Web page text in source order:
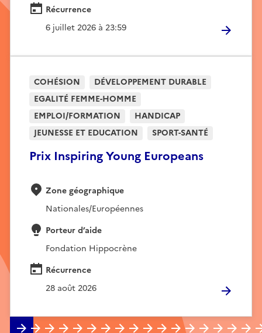
Récurrence
6 juillet 2026 à 23:59
Prix Inspiring Young Europeans
COHÉSION
DÉVELOPPEMENT DURABLE
EGALITÉ FEMME-HOMME
EMPLOI/FORMATION
HANDICAP
JEUNESSE ET EDUCATION
SPORT-SANTÉ
Zone géographique
Nationales/Européennes
Porteur d’aide
Fondation Hippocrène
Récurrence
28 août 2026